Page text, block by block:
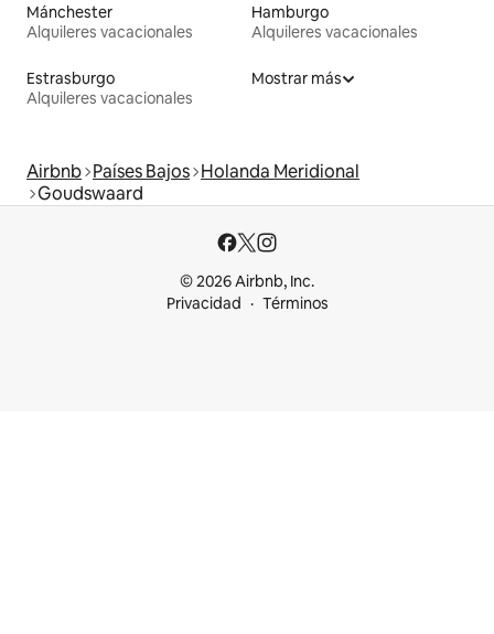
Mánchester
Alquileres vacacionales
Hamburgo
Alquileres vacacionales
Estrasburgo
Alquileres vacacionales
Mostrar más
Airbnb Países Bajos Holanda Meridional
Goudswaard
© 2026 Airbnb, Inc.
Privacidad
Términos